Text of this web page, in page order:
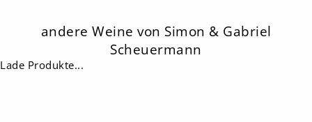
andere Weine von Simon & Gabriel
Scheuermann
Lade Produkte...